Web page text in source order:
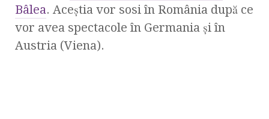
Bâlea. Aceştia vor sosi în România după ce
vor avea spectacole în Germania şi în
Austria (Viena).